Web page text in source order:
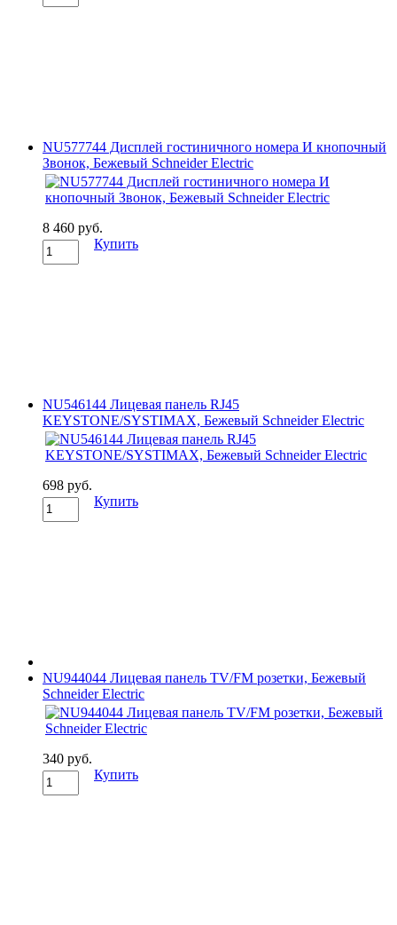
NU577744 Дисплей гостиничного номера И кнопочный
Звонок, Бежевый Schneider Electric
8 460 руб.
Купить
NU546144 Лицевая панель RJ45
KEYSTONE/SYSTIMAX, Бежевый Schneider Electric
698 руб.
Купить
NU944044 Лицевая панель TV/FM розетки, Бежевый
Schneider Electric
340 руб.
Купить